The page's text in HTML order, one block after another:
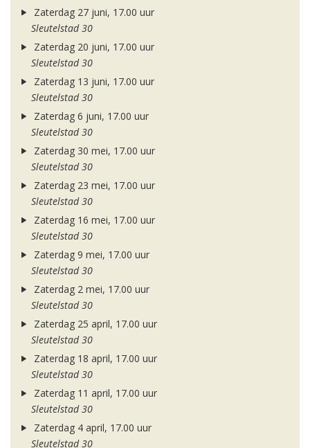
Zaterdag 27 juni, 17.00 uur
Sleutelstad 30
Zaterdag 20 juni, 17.00 uur
Sleutelstad 30
Zaterdag 13 juni, 17.00 uur
Sleutelstad 30
Zaterdag 6 juni, 17.00 uur
Sleutelstad 30
Zaterdag 30 mei, 17.00 uur
Sleutelstad 30
Zaterdag 23 mei, 17.00 uur
Sleutelstad 30
Zaterdag 16 mei, 17.00 uur
Sleutelstad 30
Zaterdag 9 mei, 17.00 uur
Sleutelstad 30
Zaterdag 2 mei, 17.00 uur
Sleutelstad 30
Zaterdag 25 april, 17.00 uur
Sleutelstad 30
Zaterdag 18 april, 17.00 uur
Sleutelstad 30
Zaterdag 11 april, 17.00 uur
Sleutelstad 30
Zaterdag 4 april, 17.00 uur
Sleutelstad 30